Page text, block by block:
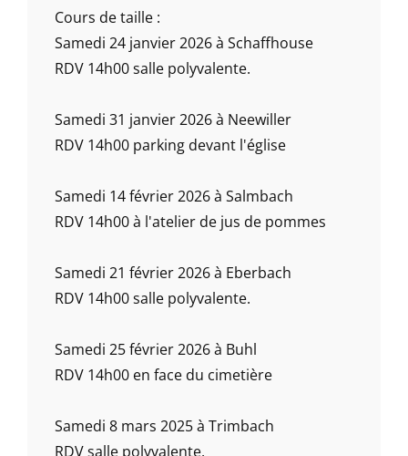
Cours de taille :
Samedi 24 janvier 2026 à Schaffhouse
RDV 14h00 salle polyvalente.
Samedi 31 janvier 2026 à Neewiller
RDV 14h00 parking devant l'église
Samedi 14 février 2026 à Salmbach
RDV 14h00 à l'atelier de jus de pommes
Samedi 21 février 2026 à Eberbach
RDV 14h00 salle polyvalente.
Samedi 25 février 2026 à Buhl
RDV 14h00 en face du cimetière
Samedi 8 mars 2025 à Trimbach
RDV salle polyvalente.